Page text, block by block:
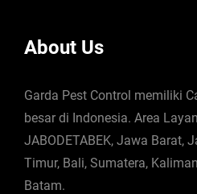
About Us
Garda Pest Control memiliki
besar di Indonesia. Area
JABODETABEK, Jawa Barat,
Timur, Bali, Sumatera,
Batam.